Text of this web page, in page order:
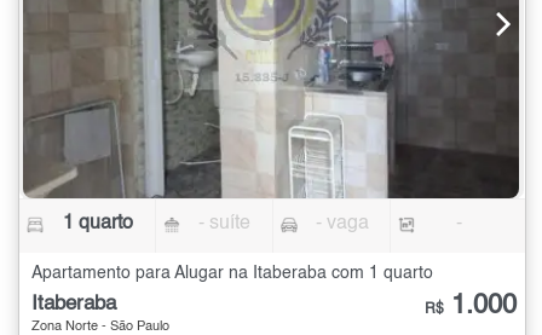
1 quarto - suíte - vaga -
Apartamento para Alugar na Itaberaba com 1 quarto
Itaberaba
Zona Norte - São Paulo
R$ 1.000